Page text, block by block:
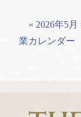
« 2026年5
業カレンダー